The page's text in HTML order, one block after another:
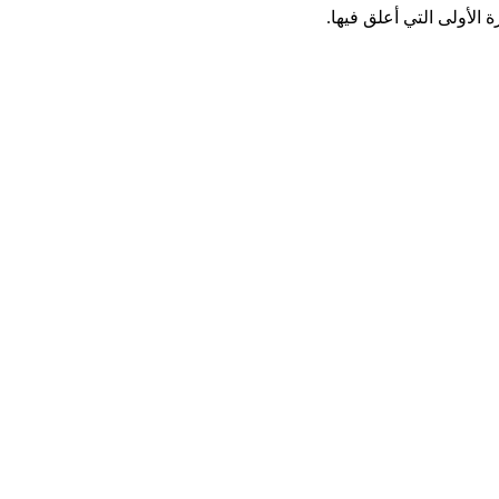
الأولى التي أعلق فيها.